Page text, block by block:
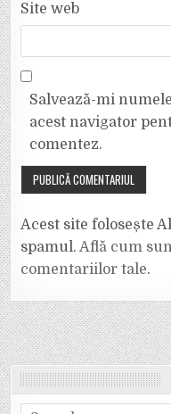
Site web
Salvează-mi
acest navigator
comentez.
Acest site folosește
spamul.Află cum
comentariilor tale.